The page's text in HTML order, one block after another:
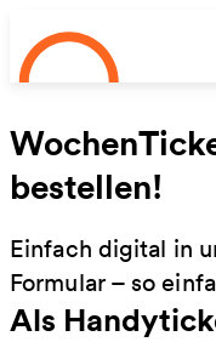
Zum Hauptinhalt
bestellen!
Einfach digital in
Formular – so
Als